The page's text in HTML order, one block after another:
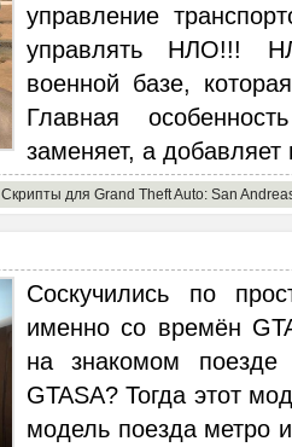
управление
управлять НЛО!!!
военной базе,
Главная
заменяет, а
Скрипты для Grand Theft Auto: San
Соскучились по
именно со времён
на знакомом
GTASA? Тогда этот
модель поезда метро